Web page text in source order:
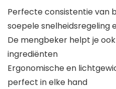
Perfecte consistentie van
soepele snelheidsregeling
De mengbeker helpt je
ingrediënten
Ergonomische en
perfect in elke hand